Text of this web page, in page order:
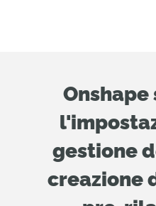
gestione
creazione